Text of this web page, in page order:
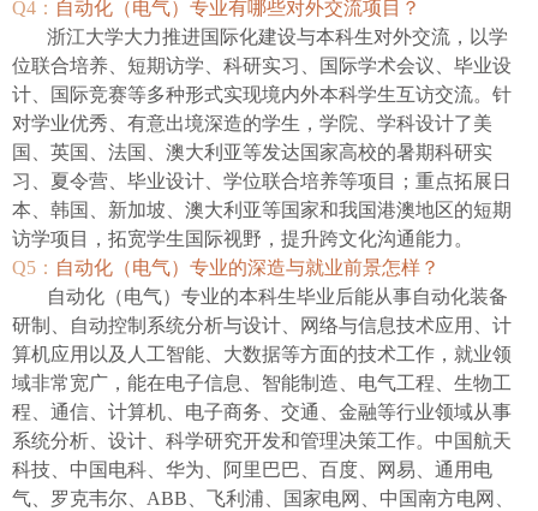
Q4 ： 自动化（电气）专业有哪些对外交流项目？
浙江大学大力推进国际化建设与本科生对外交流，以学
位联合培养、短期访学、科研实习、国际学术会议、毕业设
计、国际竞赛等多种形式实现境内外本科学生互访交流。针
对学业优秀、有意出境深造的学生，学院、学科设计了美
国、英国、法国、澳大利亚等发达国家高校的暑期科研实
习、夏令营、毕业设计、学位联合培养等项目；重点拓展日
本、韩国、新加坡、澳大利亚等国家和我国港澳地区的短期
访学项目，拓宽学生国际视野，提升跨文化沟通能力。
Q5 ： 自动化（电气）专业的深造与就业前景怎样？
自动化（电气）专业的本科生毕业后能从事自动化装备
研制、自动控制系统分析与设计、网络与信息技术应用、计
算机应用以及人工智能、大数据等方面的技术工作，就业领
域非常宽广，能在电子信息、智能制造、电气工程、生物工
程、通信、计算机、电子商务、交通、金融等行业领域从事
系统分析、设计、科学研究开发和管理决策工作。中国航天
科技、中国电科、华为、阿里巴巴、百度、网易、通用电
气、罗克韦尔、 ABB 、飞利浦、国家电网、中国南方电网、